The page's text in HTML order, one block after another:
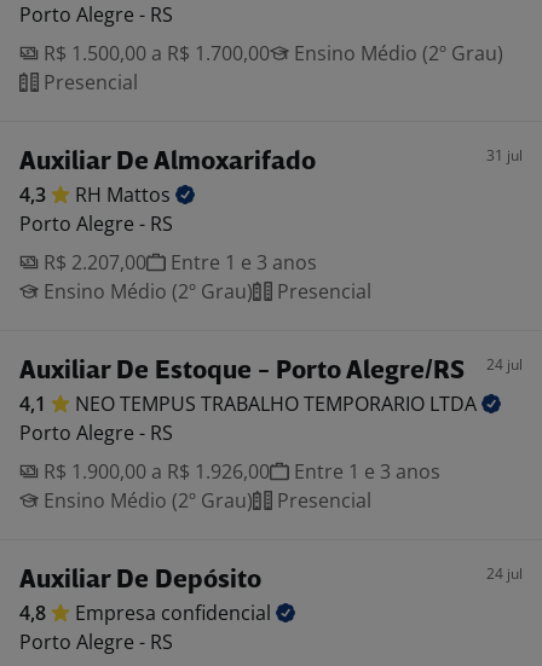
Porto Alegre - RS
R$ 1.500,00 a R$ 1.700,00
Ensino Médio (2º Grau)
Presencial
Auxiliar De Almoxarifado 31 jul
4,3 RH Mattos
Porto Alegre - RS
R$ 2.207,00
Entre 1 e 3 anos
Ensino Médio (2º Grau)
Presencial
Auxiliar De Estoque - Porto Alegre/RS 24 jul
4,1 NEO TEMPUS TRABALHO TEMPORARIO LTDA
Porto Alegre - RS
R$ 1.900,00 a R$ 1.926,00
Entre 1 e 3 anos
Ensino Médio (2º Grau)
Presencial
Auxiliar De Depósito 24 jul
4,8 Empresa confidencial
Porto Alegre - RS